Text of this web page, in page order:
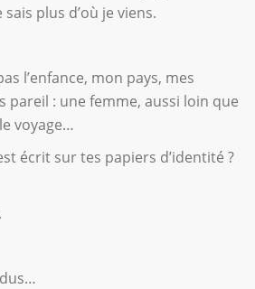
plus d’où je viens.
l’enfance, mon pays, mes
pareil : une femme, aussi loin que
voyage…
écrit sur tes papiers d’identité ?